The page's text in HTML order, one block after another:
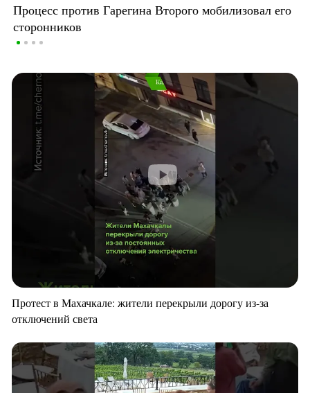
Процесс против Гарегина Второго мобилизовал его
сторонников
Протест в Махачкале: жители перекрыли дорогу из-за
отключений света